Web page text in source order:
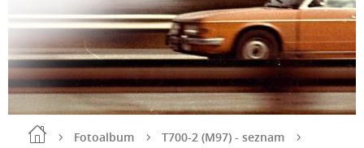
Fotoalbum
T700-2 (M97) - seznam